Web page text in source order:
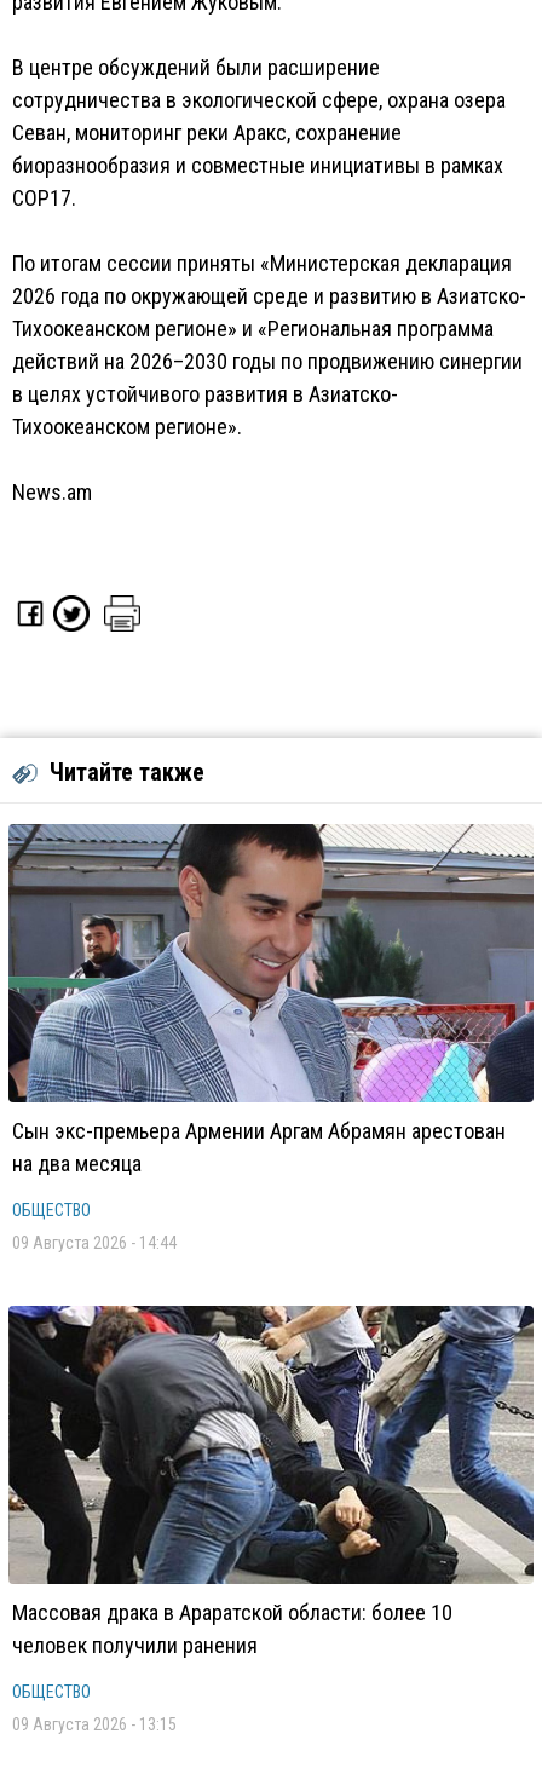
В центре обсуждений были расширение
сотрудничества в экологической сфере, охрана озера
Севан, мониторинг реки Аракс, сохранение
биоразнообразия и совместные инициативы в рамках
COP17.
По итогам сессии приняты «Министерская декларация
2026 года по окружающей среде и развитию в Азиатско-
Тихоокеанском регионе» и «Региональная программа
действий на 2026–2030 годы по продвижению синергии
в целях устойчивого развития в Азиатско-
Тихоокеанском регионе».
News.am
Читайте также
Сын экс-премьера Армении Аргам Абрамян арестован
на два месяца
ОБЩЕСТВО
09 Августа 2026 - 14:44
Массовая драка в Араратской области: более 10
человек получили ранения
ОБЩЕСТВО
09 Августа 2026 - 13:15